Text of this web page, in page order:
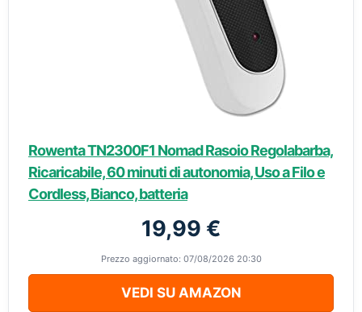
Rowenta TN2300F1 Nomad Rasoio Regolabarba,
Ricaricabile, 60 minuti di autonomia, Uso a Filo e
Cordless, Bianco, batteria
19,99 €
Prezzo aggiornato: 07/08/2026 20:30
VEDI SU AMAZON